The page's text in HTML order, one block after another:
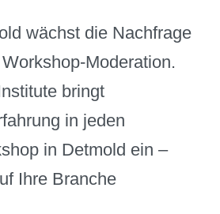
wächst die Nachfrage
Moderation.
bringt
in jeden
in Detmold ein –
Ihre Branche